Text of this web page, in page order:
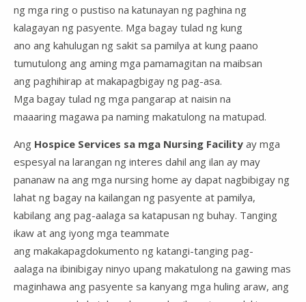
ng mga ring o pustiso na katunayan ng paghina ng
kalagayan ng pasyente. Mga bagay tulad ng kung
ano ang kahulugan ng sakit sa pamilya at kung paano
tumutulong ang aming mga pamamagitan na maibsan
ang paghihirap at makapagbigay ng pag-asa.
Mga bagay tulad ng mga pangarap at naisin na
maaaring magawa pa naming makatulong na matupad.
Ang Hospice Services sa mga Nursing Facility ay mga
espesyal na larangan ng interes dahil ang ilan ay may
pananaw na ang mga nursing home ay dapat nagbibigay ng
lahat ng bagay na kailangan ng pasyente at pamilya,
kabilang ang pag-aalaga sa katapusan ng buhay. Tanging
ikaw at ang iyong mga teammate
ang makakapagdokumento ng katangi-tanging pag-
aalaga na ibinibigay ninyo upang makatulong na gawing mas
maginhawa ang pasyente sa kanyang mga huling araw, ang